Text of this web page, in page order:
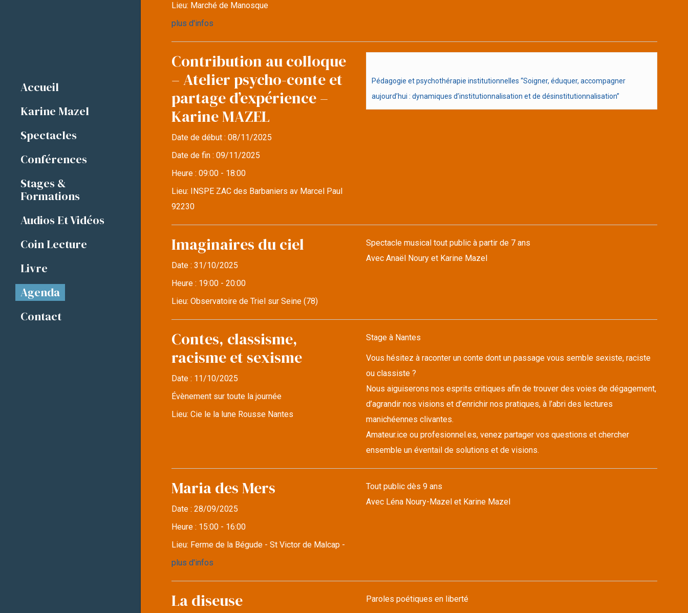
Accueil
Karine Mazel
Spectacles
Conférences
Stages &
Formations
Audios Et Vidéos
Coin Lecture
Livre
Agenda
Contact
Lieu: Marché de Manosque
plus d'infos
Contribution au colloque
– Atelier psycho-conte et
partage d’expérience –
Karine MAZEL
Date de début :08/11/2025
Date de fin :09/11/2025
Heure :09:00 - 18:00
Lieu:
INSPE ZAC des Barbaniers av Marcel Paul
92230
Pédagogie et psychothérapie institutionnelles “Soigner, éduquer, accompagner
aujourd’hui : dynamiques d’institutionnalisation et de désinstitutionnalisation”
Imaginaires du ciel
Date :31/10/2025
Heure : 19:00 - 20:00
Lieu:Observatoire de Triel sur Seine (78)
Spectacle musical tout public à partir de 7 ans
Avec Anaël Noury et Karine Mazel
Contes, classisme,
racisme et sexisme
Date : 11/10/2025
Évènement sur toute la journée
Lieu:Cie le la lune Rousse Nantes
Stage à Nantes
Vous hésitez à raconter un conte dont un passage vous semble sexiste, raciste
ou classiste ?
Nous aiguiserons nos esprits critiques afin de trouver des voies de dégagement,
d’agrandir nos visions et d’enrichir nos pratiques, à l’abri des lectures
manichéennes clivantes.
Amateur.ice ou profesionnel.es, venez partager vos questions et chercher
ensemble un éventail de solutions et de visions.
Maria des Mers
Date :28/09/2025
Heure : 15:00 - 16:00
Lieu: Ferme de la Bégude - St Victor de Malcap -
plus d'infos
Tout public dès 9 ans
Avec Léna Noury-Mazel et Karine Mazel
La diseuse Paroles poétiques en liberté